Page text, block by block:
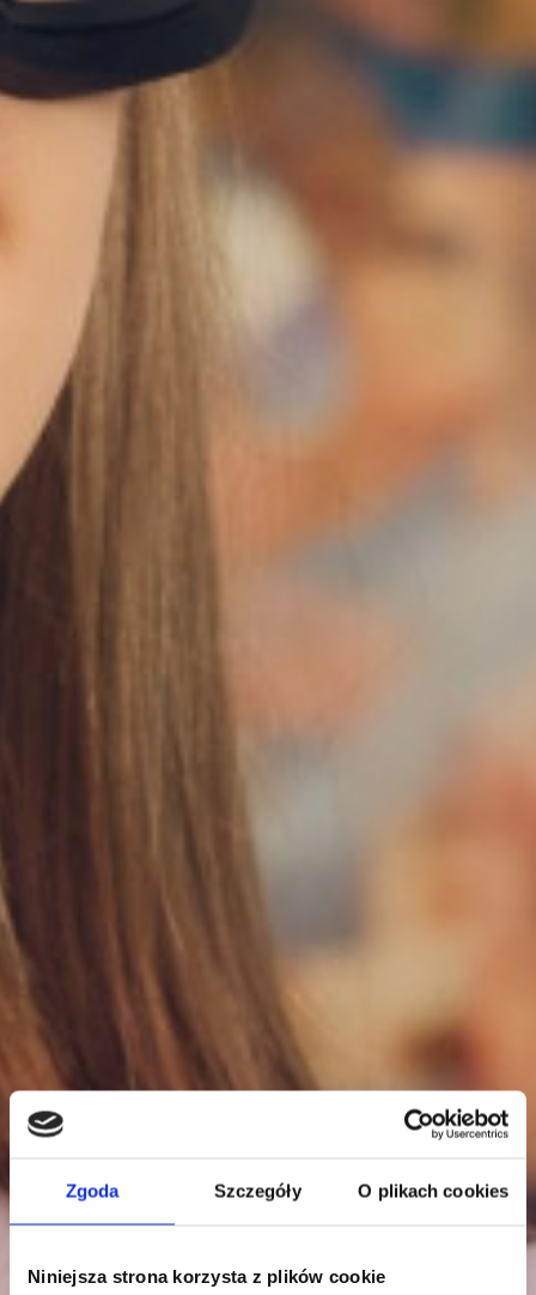
Zgoda Szczegóły O plikach cookies
Niniejsza strona korzysta z plików cookie